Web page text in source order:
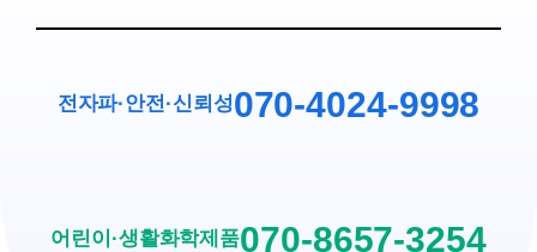
전자파·안전·신뢰성070-4024-9998
어린이·생활화학제품070-8657-3254